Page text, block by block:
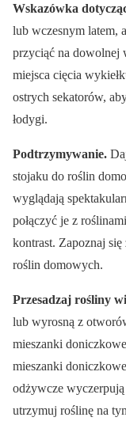
Wskazówka
lub wczesnym latem,
przyciąć na dowolnej
miejsca cięcia
ostrych sekatorów,
łodygi.
Podtrzymywanie.
stojaku do roślin
wyglądają
połączyć je z
kontrast. Zapoznaj
roślin domowych.
Przesadzaj rośliny
lub wyrosną z
mieszanki
mieszanki
odżywcze
utrzymuj roślinę na